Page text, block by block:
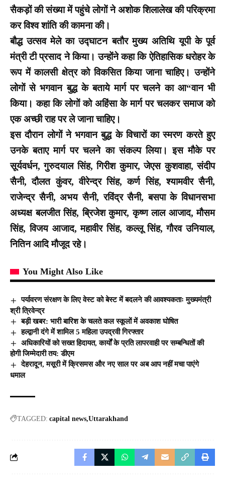
सैकड़ों की संख्या में पहुंचे लोगों ने अशोक शिलालेख की परिक्रमा
कर विश्व शांति की कामना की।
बौद्ध उत्सव मेले का उद्घाटन बतौर मुख्य अतिथि यूपी के पूर्व
मंत्री टी प्रसाद ने किया। उन्होंने कहा कि ऐतिहासिक धरोहर के
रूप में कालसी क्षेत्र को विकसित किया जाना चाहिए। उन्होंने
लोगों से भगवान बुद्ध के बताये मार्ग पर चलने का आ“वान भी
किया। कहा कि लोगों को अहिंसा के मार्ग पर चलकर समाज को
एक अच्छी राह पर ले जाना चाहिए।
इस दौरान लोगों ने भगवान बुद्ध के विचारों का स्मरण करते हुए
उनके बताए मार्ग पर चलने का संकल्प लिया। इस मौके पर
सूर्यवर्धन, गुरुदयाल सिंह, गिरीश कुमार, जेएस कुशवाहा, संदीप
सैनी, दौलत कुंवर, वीरेन्द्र सिंह, कर्ण सिंह, श्यामवीर सैनी,
राजेन्द्र सैनी, अभय सैनी, रविंद्र सैनी, बसपा के विधानसभा
अध्यक्ष बलजीत सिंह, ब्रिजेश कुमार, कृष्ण लाल आजाद, मौसम
सिंह, विजय आजाद, महावीर सिंह, कल्लू सिंह, गौरव उनियाल,
नितिन आदि मौजूद रहे।
You Might Also Like
पर्यावरण संरक्षण के लिए वेस्ट को बेस्ट में बदलने की आवश्यकताः मुख्यमंत्री
श्री त्रिवेन्द्र
बड़ी खबर: भारी बारिश के चलते कल स्कूलों में अवकाश घोषित
हल्द्वानी दंगे में शामिल 5 महिला उपद्रवी गिरफ्तार
अधिकारियों को सख्त हिदायत, कार्यों के प्रति लापरवाही पर सम्बन्धितों की
होगी जिम्मेदारी तय: डीएम
देहरादून, मसूरी में क्रिसमस और नए साल पर अब आप नहीं मचा पाएंगे
धमाल
TAGGED: capital news Uttarakhand